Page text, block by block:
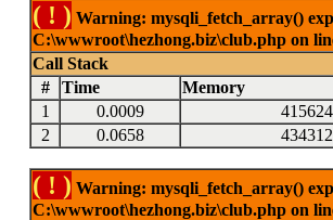
( ! ) Warning: mysqli_fetch_array()
C:\wwwroot\hezhong.biz\club.php on
Call Stack
#
Time Memory
1
0.0009 415624
2
0.0658 434312
( ! ) Warning: mysqli_fetch_array()
C:\wwwroot\hezhong.biz\club.php on